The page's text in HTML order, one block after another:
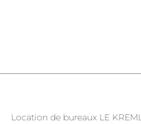
Location de bureaux LE